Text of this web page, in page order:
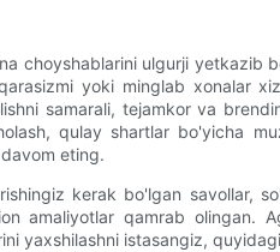
choyshablarini ulgurji
yoki minglab xonalar
samarali, tejamkor va
qulay shartlar bo'yicha
eting.
kerak bo'lgan savollar,
amaliyotlar qamrab
yaxshilashni istasangiz,